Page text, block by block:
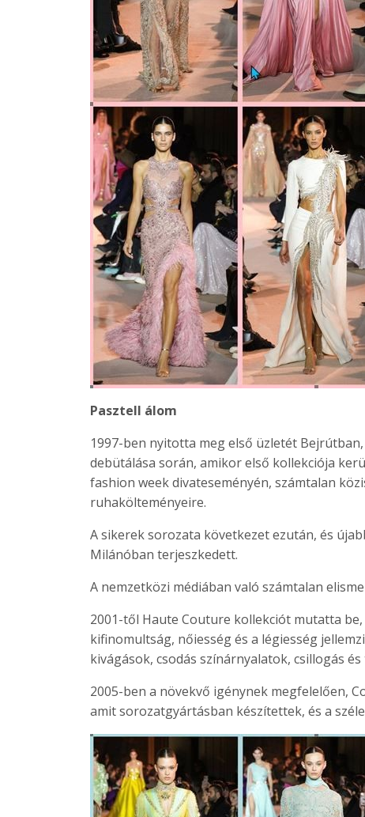
Pasztell álom
1997-ben nyitotta meg első üzletét
debütálása során, amikor első kollekciója
fashion week divateseményén, számtalan
ruhakölteményeire.
A sikerek sorozata következet ezután, és
Milánóban terjeszkedett.
A nemzetközi médiában való számtalan
2001-től Haute Couture kollekciót mutatta
kifinomultság, nőiesség és a légiesség
kivágások, csodás színárnyalatok, csillogás
2005-ben a növekvő igénynek megfelelően,
amit sorozatgyártásban készítettek, és a